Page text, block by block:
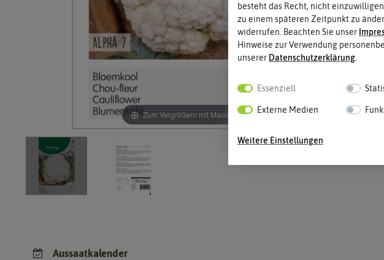
Zum Vergrößern mit Maus über das Bild fahren
Aussaatkalender
besteht das Recht, nicht
zu einem späteren Zeitpunkt zu
widerrufen. Beachten Sie unser
Hinweise zur Verwendung
unserer Daten­schutz­erklärung
Essenziell
Externe Medien
Weitere Einstellungen